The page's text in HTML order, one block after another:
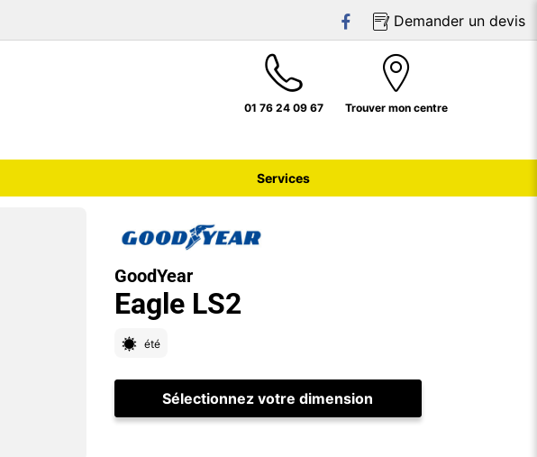
Demander un devis
01 76 24 09 67 Trouver mon centre
Services
GoodYear
Eagle LS2
été
Sélectionnez votre dimension